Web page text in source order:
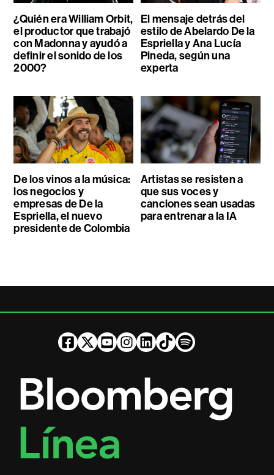
¿Quién era William Orbit,
el productor que trabajó
con Madonna y ayudó a
definir el sonido de los
2000?
El mensaje detrás del
estilo de Abelardo De la
Espriella y Ana Lucía
Pineda, según una
experta
De los vinos a la música:
los negocios y
empresas de De la
Espriella, el nuevo
presidente de Colombia
Artistas se resisten a
que sus voces y
canciones sean usadas
para entrenar a la IA